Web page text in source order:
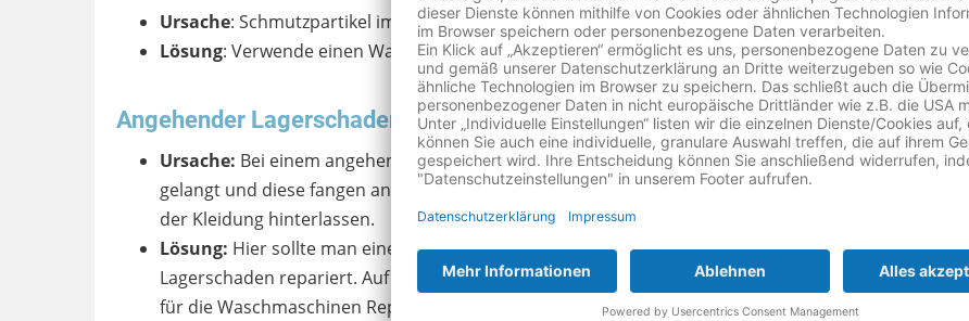
Ursache: Schmutzpartikel im Wasser können Flecken verursachen.
Lösung: Verwende einen Wasserfilter, wenn das Wasser stark verschmutzt ist.
Angehender Lagerschaden
Ursache: Bei einem angehenden Lagerschaden ist schon Wasser in die Lager des Gerätes
gelangt und diese fangen an zu rosten. Dieser Rost verteilt sich im Gerät und kann Flecken auf
der Kleidung hinterlassen.
Lösung: Hier sollte man einen Technikerrufen, der das Gerät prüft und wenn nötig den
Lagerschaden repariert. Auf unserem Reparaturportal
MeinMacherfinden Sie Spezialisten
für die Waschmaschinen Reparatur.